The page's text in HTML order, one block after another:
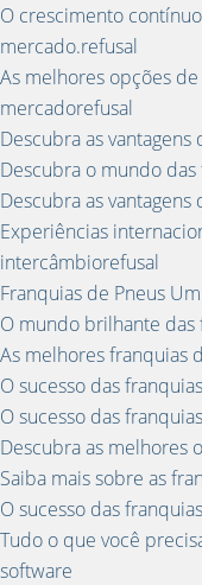
O crescimento
mercado.refusal
As melhores opções
mercadorefusal
Descubra as
Descubra o mundo
Descubra as
Experiências
intercâmbiorefusal
Franquias de Pneus
O mundo brilhante das
As melhores franquias
O sucesso das
O sucesso das
Descubra as melhores
Saiba mais sobre as
O sucesso das
Tudo o que você
software